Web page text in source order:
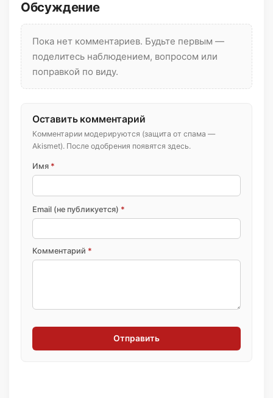
Обсуждение
Пока нет комментариев. Будьте первым —
поделитесь наблюдением, вопросом или
поправкой по виду.
Оставить комментарий
Комментарии модерируются (защита от спама —
Akismet). После одобрения появятся здесь.
Имя *
Email (не публикуется) *
Комментарий *
Отправить